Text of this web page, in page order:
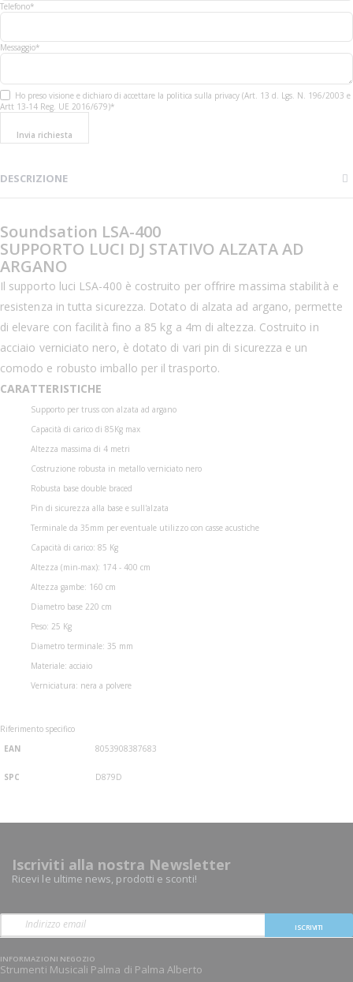
Telefono*
Messaggio*
Ho preso visione e dichiaro di accettare la politica sulla privacy (Art. 13 d. Lgs. N. 196/2003 e
Artt 13-14 Reg. UE 2016/679)*
Invia richiesta
DESCRIZIONE
Soundsation LSA-400
SUPPORTO LUCI DJ STATIVO ALZATA AD
ARGANO
Il supporto luci LSA-400 è costruito per offrire massima stabilità e
resistenza in tutta sicurezza. Dotato di alzata ad argano, permette
di elevare con facilità fino a 85 kg a 4m di altezza. Costruito in
acciaio verniciato nero, è dotato di vari pin di sicurezza e un
comodo e robusto imballo per il trasporto.
CARATTERISTICHE
Supporto per truss con alzata ad argano
Capacità di carico di 85Kg max
Altezza massima di 4 metri
Costruzione robusta in metallo verniciato nero
Robusta base double braced
Pin di sicurezza alla base e sull'alzata
Terminale da 35mm per eventuale utilizzo con casse acustiche
Capacità di carico: 85 Kg
Altezza (min-max): 174 - 400 cm
Altezza gambe: 160 cm
Diametro base 220 cm
Peso: 25 Kg
Diametro terminale: 35 mm
Materiale: acciaio
Verniciatura: nera a polvere
Riferimento specifico
EAN
8053908387683
SPC D879D
Iscriviti alla nostra Newsletter
Ricevi le ultime news, prodotti e sconti!
ISCRIVITI
INFORMAZIONI NEGOZIO
Strumenti Musicali Palma di Palma Alberto